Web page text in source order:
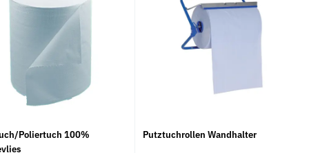
Poliertuch 100%
Putztuchrollen Wandhalter